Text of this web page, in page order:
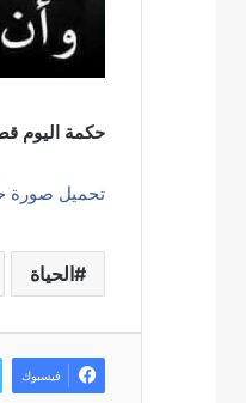
حكمة اليوم
تحميل صورة
الحياة
فيسبوك